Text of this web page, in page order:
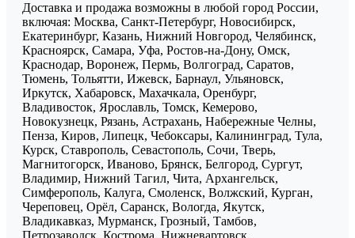
Доставка и продажа возможны в любой город России,
включая: Москва, Санкт-Петербург, Новосибирск,
Екатеринбург, Казань, Нижний Новгород, Челябинск,
Красноярск, Самара, Уфа, Ростов-на-Дону, Омск,
Краснодар, Воронеж, Пермь, Волгоград, Саратов,
Тюмень, Тольятти, Ижевск, Барнаул, Ульяновск,
Иркутск, Хабаровск, Махачкала, Оренбург,
Владивосток, Ярославль, Томск, Кемерово,
Новокузнецк, Рязань, Астрахань, Набережные Челны,
Пенза, Киров, Липецк, Чебоксары, Калининград, Тула,
Курск, Ставрополь, Севастополь, Сочи, Тверь,
Магнитогорск, Иваново, Брянск, Белгород, Сургут,
Владимир, Нижний Тагил, Чита, Архангельск,
Симферополь, Калуга, Смоленск, Волжский, Курган,
Череповец, Орёл, Саранск, Вологда, Якутск,
Владикавказ, Мурманск, Грозный, Тамбов,